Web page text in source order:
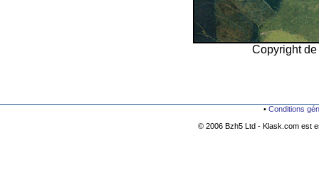
Copyright
•Conditions
© 2006 Bzh5 Ltd - Klask.com est